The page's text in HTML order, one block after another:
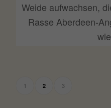
Weide aufwachsen,
Rasse Aberdeen-
1 2 3